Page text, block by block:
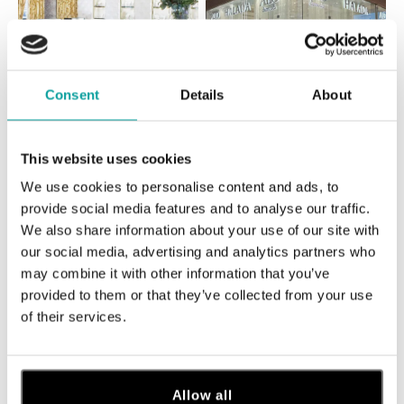
Consent Details About
This website uses cookies
We use cookies to personalise content and ads, to
provide social media features and to analyse our traffic.
We also share information about your use of our site with
our social media, advertising and analytics partners who
may combine it with other information that you’ve
provided to them or that they’ve collected from your use
of their services.
Allow all
ALO diamonds Hilton, Košice
Hlavná 123/1, 040 01 Košice
tel.: +421 911 854 322, +421 917 869 485
dnes otvorené od 09:00
ALO diamonds OC Aupark, Bratislava
Einsteinova 18, 851 01 Bratislava